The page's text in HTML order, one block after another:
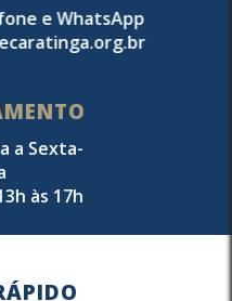
e WhatsApp
a Sexta-
às 17h